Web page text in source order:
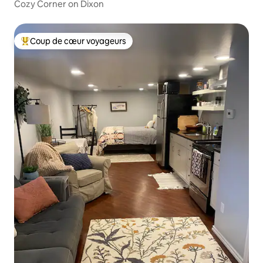
Cozy Corner on Dixon
Coups de cœur voyageurs les plus appréciés
Coup de cœur voyageurs